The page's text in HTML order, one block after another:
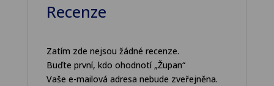
Recenze
Zatím zde nejsou žádné recenze.
Buďte první, kdo ohodnotí „Župan“
Vaše e-mailová adresa nebude zveřejněna.